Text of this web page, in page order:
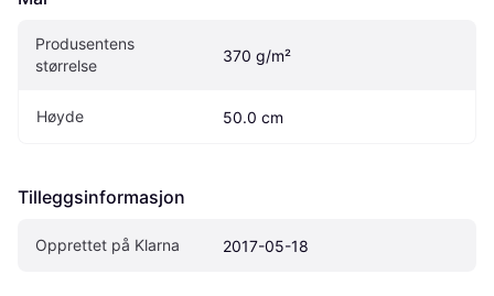
Produsentens
størrelse
370 g/m²
Høyde 50.0 cm
Tilleggsinformasjon
Opprettet på Klarna 2017-05-18